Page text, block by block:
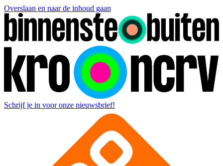
Overslaan en naar de inhoud gaan
Schrijf je in voor onze nieuwsbrief!